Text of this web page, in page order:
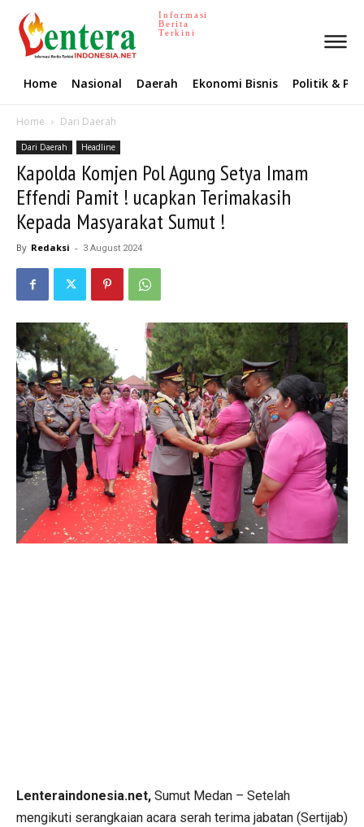
Informasi
Berita
Terkini
Home Nasional Daerah Ekonomi Bisnis Politik &
Home Dari Daerah
Dari Daerah Headline
Kapolda Komjen Pol Agung Setya Imam
Effendi Pamit ! ucapkan Terimakasih
Kepada Masyarakat Sumut !
By Redaksi - 3 August 2024
Lenteraindonesia.net, Sumut Medan – Setelah
mengikuti serangkaian acara serah terima jabatan (Sertijab)